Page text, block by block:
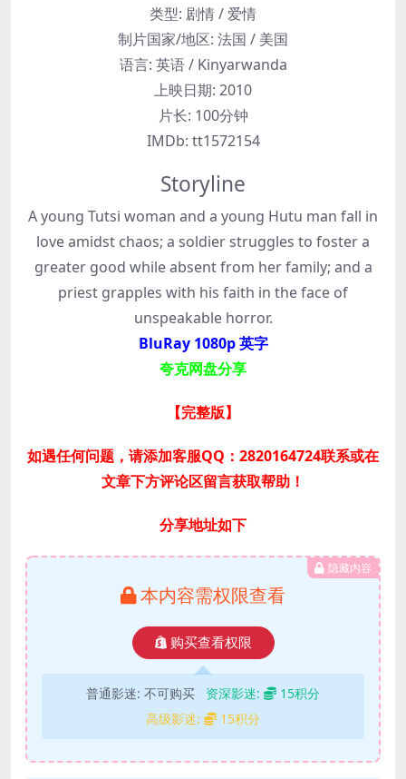
类型: 剧情 / 爱情
制片国家/地区: 法国 / 美国
语言: 英语 / Kinyarwanda
上映日期: 2010
片长: 100分钟
IMDb: tt1572154
Storyline
A young Tutsi woman and a young Hutu man fall in
love amidst chaos; a soldier struggles to foster a
greater good while absent from her family; and a
priest grapples with his faith in the face of
unspeakable horror.
BluRay 1080p 英字
夸克网盘分享
【完整版】
如遇任何问题，请添加客服QQ：2820164724联系或在
文章下方评论区留言获取帮助！
分享地址如下
隐藏内容
本内容需权限查看
购买查看权限
普通影迷: 不可购买 资深影迷:
15积分
高级影迷:
15积分